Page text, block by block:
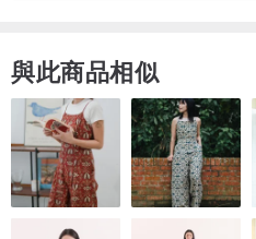
捷克隕石-適合睡眠狀況不好、失眠
利比亞隕石-適合消化不好、容易積
—🌺晶玉良言購物須知🌺—
✨天然石、天然珍珠每個都會略有
與此商品相似